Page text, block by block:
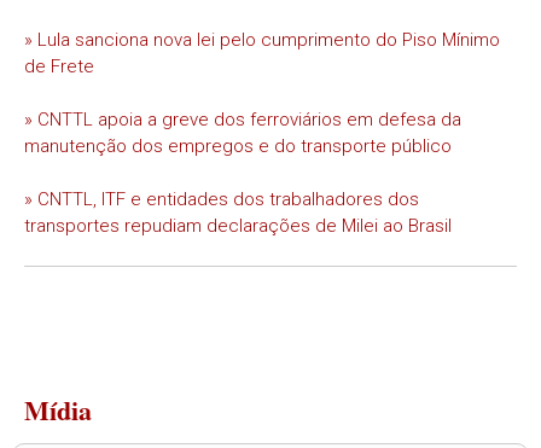
» Lula sanciona nova lei pelo cumprimento do Piso Mínimo
de Frete
» CNTTL apoia a greve dos ferroviários em defesa da
manutenção dos empregos e do transporte público
» CNTTL, ITF e entidades dos trabalhadores dos
transportes repudiam declarações de Milei ao Brasil
Mídia